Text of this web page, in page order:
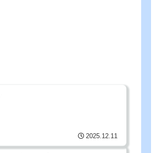
2025.12.11